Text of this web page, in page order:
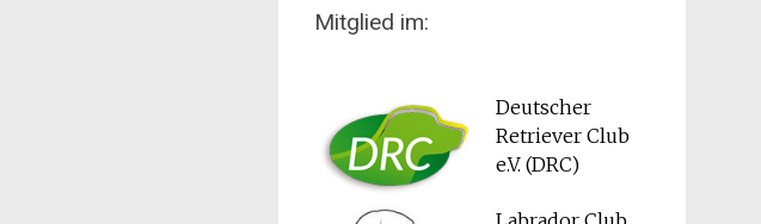
Mitglied im:
Deutscher
Retriever Club
e.V. (DRC)